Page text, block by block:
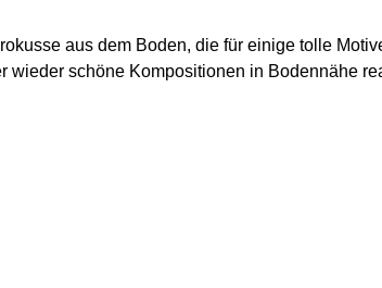
aus dem Boden, die für einige tolle
wieder schöne Kompositionen in Bodennähe